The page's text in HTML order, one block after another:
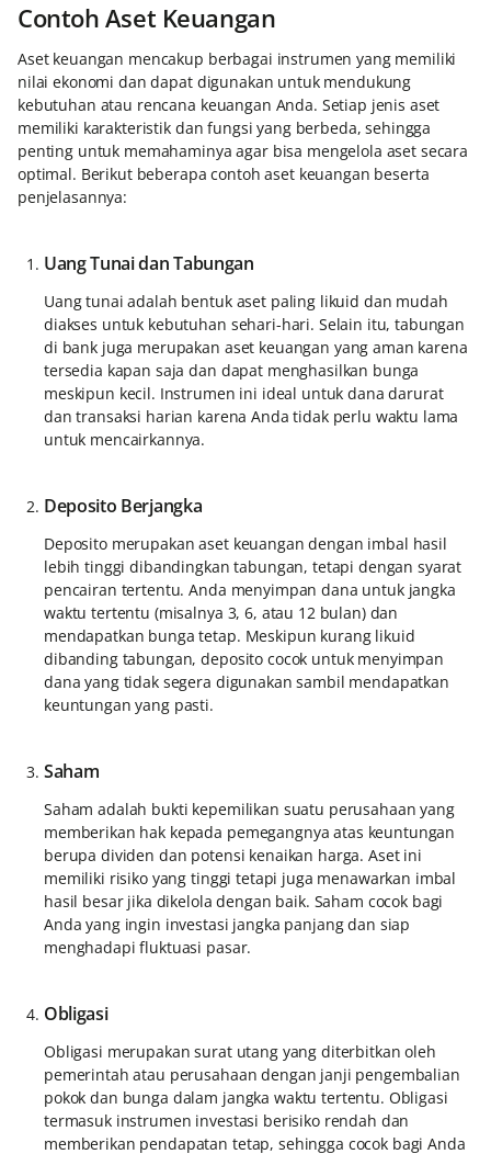
Contoh Aset Keuangan
Aset keuangan mencakup berbagai instrumen yang memiliki
nilai ekonomi dan dapat digunakan untuk mendukung
kebutuhan atau rencana keuangan Anda. Setiap jenis aset
memiliki karakteristik dan fungsi yang berbeda, sehingga
penting untuk memahaminya agar bisa mengelola aset secara
optimal. Berikut beberapa contoh aset keuangan beserta
penjelasannya:
Uang Tunai dan Tabungan
Uang tunai adalah bentuk aset paling likuid dan mudah
diakses untuk kebutuhan sehari-hari. Selain itu, tabungan
di bank juga merupakan aset keuangan yang aman karena
tersedia kapan saja dan dapat menghasilkan bunga
meskipun kecil. Instrumen ini ideal untuk dana darurat
dan transaksi harian karena Anda tidak perlu waktu lama
untuk mencairkannya.
Deposito Berjangka
Deposito merupakan aset keuangan dengan imbal hasil
lebih tinggi dibandingkan tabungan, tetapi dengan syarat
pencairan tertentu. Anda menyimpan dana untuk jangka
waktu tertentu (misalnya 3, 6, atau 12 bulan) dan
mendapatkan bunga tetap. Meskipun kurang likuid
dibanding tabungan, deposito cocok untuk menyimpan
dana yang tidak segera digunakan sambil mendapatkan
keuntungan yang pasti.
Saham
Saham adalah bukti kepemilikan suatu perusahaan yang
memberikan hak kepada pemegangnya atas keuntungan
berupa dividen dan potensi kenaikan harga. Aset ini
memiliki risiko yang tinggi tetapi juga menawarkan imbal
hasil besar jika dikelola dengan baik. Saham cocok bagi
Anda yang ingin investasi jangka panjang dan siap
menghadapi fluktuasi pasar.
Obligasi
Obligasi merupakan surat utang yang diterbitkan oleh
pemerintah atau perusahaan dengan janji pengembalian
pokok dan bunga dalam jangka waktu tertentu. Obligasi
termasuk instrumen investasi berisiko rendah dan
memberikan pendapatan tetap, sehingga cocok bagi Anda